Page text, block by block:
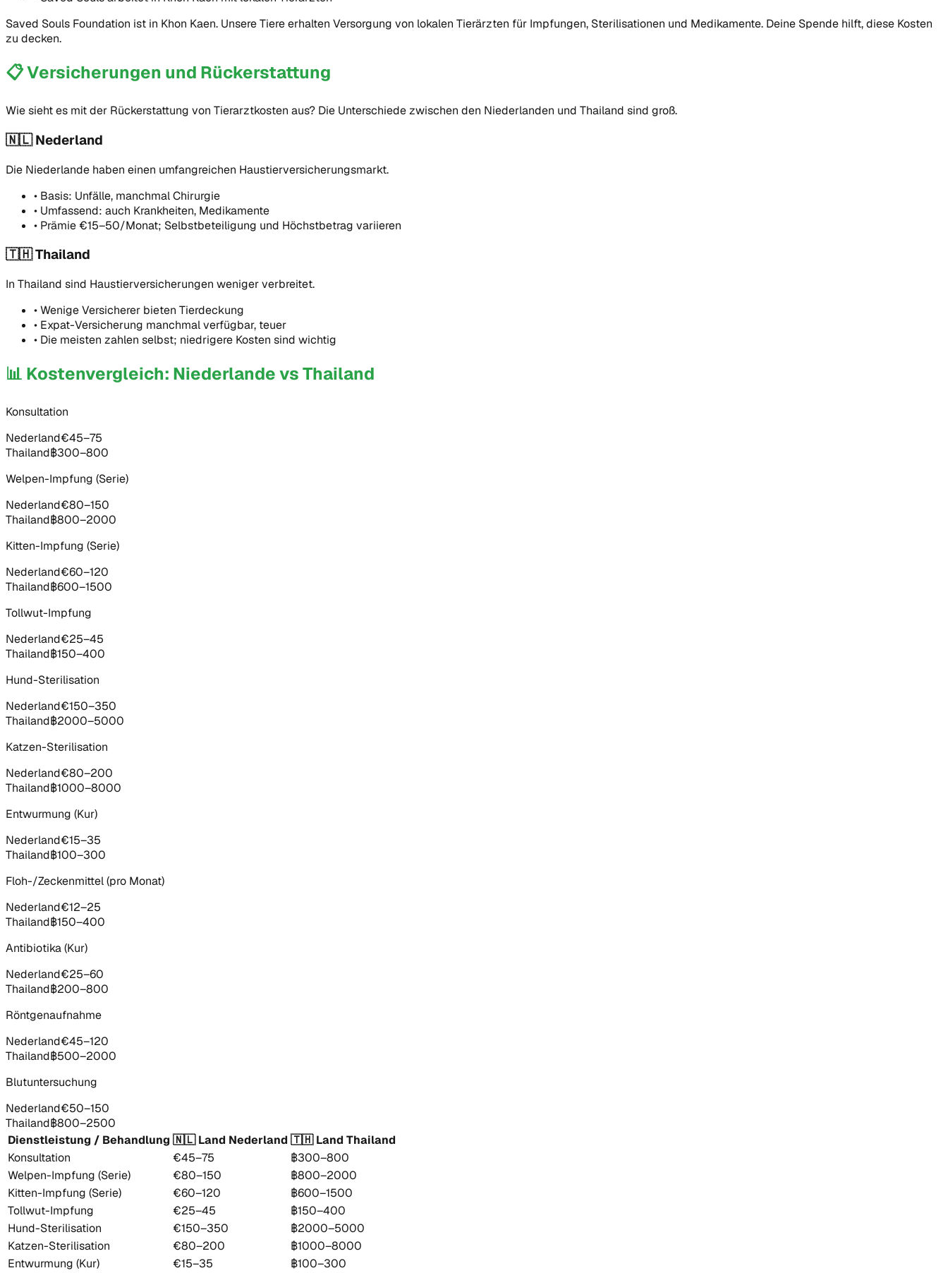
Saved Souls Foundation ist in Khon Kaen. Unsere Tiere erhalten Versorgung von lokalen Tierärzten für Impfungen, Sterilisationen und Medikamente. Deine Spende hilft, diese Kosten
zu decken.
📋Versicherungen und Rückerstattung
Wie sieht es mit der Rückerstattung von Tierarztkosten aus? Die Unterschiede zwischen den Niederlanden und Thailand sind groß.
🇳🇱 Nederland
Die Niederlande haben einen umfangreichen Haustierversicherungsmarkt.
• Basis: Unfälle, manchmal Chirurgie
• Umfassend: auch Krankheiten, Medikamente
• Prämie €15–50/Monat; Selbstbeteiligung und Höchstbetrag variieren
🇹🇭 Thailand
In Thailand sind Haustierversicherungen weniger verbreitet.
•Wenige Versicherer bieten Tierdeckung
• Expat-Versicherung manchmal verfügbar, teuer
• Die meisten zahlen selbst; niedrigere Kosten sind wichtig
📊 Kostenvergleich: Niederlande vs Thailand
Konsultation
Nederland€45–75
Thailand฿300–800
Welpen-Impfung (Serie)
Nederland€80–150
Thailand฿800–2000
Kitten-Impfung (Serie)
Nederland€60–120
Thailand฿600–1500
Tollwut-Impfung
Nederland€25–45
Thailand฿150–400
Hund-Sterilisation
Nederland€150–350
Thailand฿2000–5000
Katzen-Sterilisation
Nederland€80–200
Thailand฿1000–8000
Entwurmung (Kur)
Nederland€15–35
Thailand฿100–300
Floh-/Zeckenmittel (pro Monat)
Nederland€12–25
Thailand฿150–400
Antibiotika (Kur)
Nederland€25–60
Thailand฿200–800
Röntgenaufnahme
Nederland€45–120
Thailand฿500–2000
Blutuntersuchung
Nederland€50–150
Thailand฿800–2500
Dienstleistung / Behandlung 🇳🇱Land Nederland 🇹🇭Land Thailand
Konsultation
€45–75
฿300–800
Welpen-Impfung (Serie)
€80–150
฿800–2000
Kitten-Impfung (Serie)
€60–120
฿600–1500
Tollwut-Impfung
€25–45
฿150–400
Hund-Sterilisation
€150–350
฿2000–5000
Katzen-Sterilisation
€80–200
฿1000–8000
Entwurmung (Kur)
€15–35 ฿100–300